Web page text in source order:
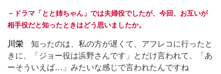
－ドラマ「とと姉ちゃん」では夫婦役でしたが、今回、お互いが
相手役だと知ったときはどう思いましたか。
川栄 知ったのは、私の方が遅くて、アフレコに行ったと
きに、「ジョー役は浜野さんです」とだけ言われて、「あ
ーそういえば…」みたいな感じで言われたんですね